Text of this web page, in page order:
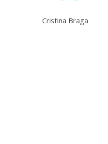
Cristina Braga